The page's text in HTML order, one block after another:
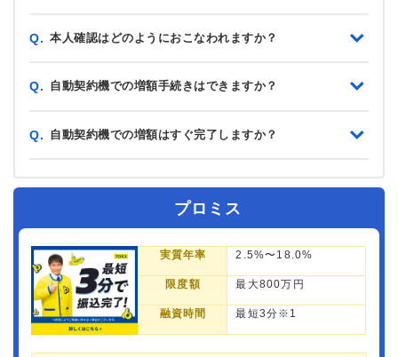
Q. 本人確認はどのようにおこなわれますか？
Q. 自動契約機での増額手続きはできますか？
Q. 自動契約機での増額はすぐ完了しますか？
プロミス
実質年率 2.5%〜18.0%
限度額 最大800万円
融資時間 最短3分※1